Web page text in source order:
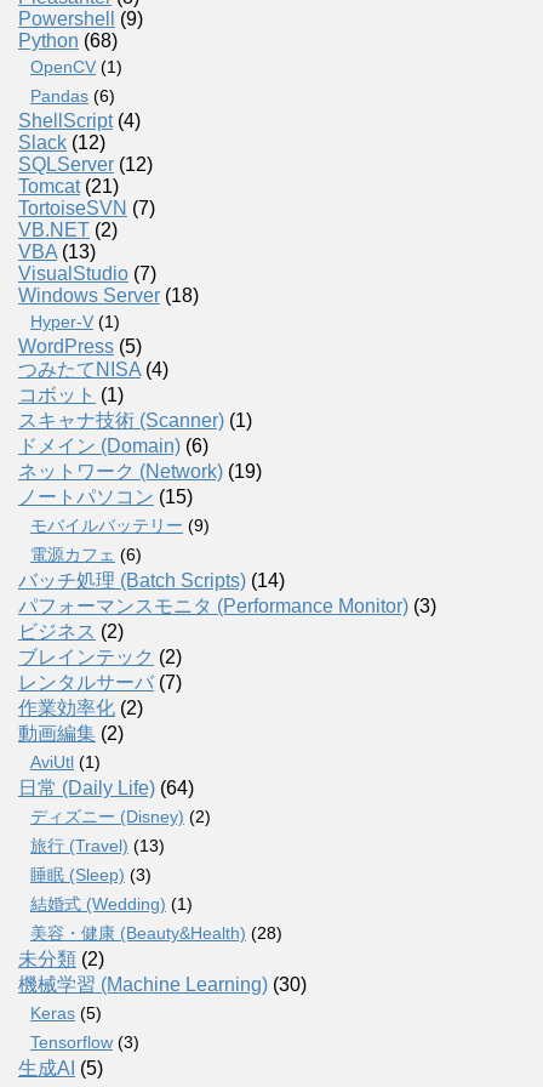
Powershell
(9)
Python (68)
OpenCV (1)
Pandas (6)
ShellScript(4)
Slack (12)
SQLServer (12)
Tomcat(21)
TortoiseSVN (7)
VB.NET (2)
VBA (13)
VisualStudio (7)
Windows Server (18)
Hyper-V (1)
WordPress (5)
つみたてNISA (4)
コボット (1)
スキャナ技術 (Scanner) (1)
ドメイン (Domain) (6)
ネットワーク (Network) (19)
ノートパソコン (15)
モバイルバッテリー (9)
電源カフェ (6)
バッチ処理 (Batch Scripts) (14)
パフォーマンスモニタ (Performance Monitor) (3)
ビジネス (2)
ブレインテック (2)
レンタルサーバ (7)
作業効率化 (2)
動画編集 (2)
AviUtl (1)
日常 (Daily Life) (64)
ディズニー (Disney) (2)
旅行 (Travel) (13)
睡眠 (Sleep) (3)
結婚式 (Wedding) (1)
美容・健康 (Beauty&Health) (28)
未分類 (2)
機械学習 (Machine Learning) (30)
Keras (5)
Tensorflow (3)
生成AI (5)